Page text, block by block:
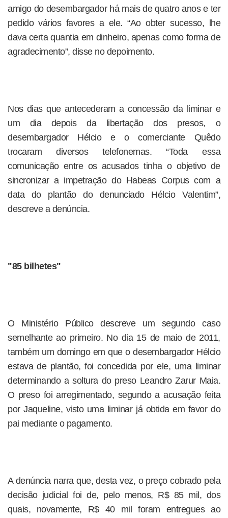
amigo do desembargador há mais de quatro anos e ter
pedido vários favores a ele. “Ao obter sucesso, lhe
dava certa quantia em dinheiro, apenas como forma de
agradecimento”, disse no depoimento.
Nos dias que antecederam a concessão da liminar e
um dia depois da libertação dos presos, o
desembargador Hélcio e o comerciante Quêdo
trocaram diversos telefonemas. “Toda essa
comunicação entre os acusados tinha o objetivo de
sincronizar a impetração do Habeas Corpus com a
data do plantão do denunciado Hélcio Valentim”,
descreve a denúncia.
"85 bilhetes"
O Ministério Público descreve um segundo caso
semelhante ao primeiro. No dia 15 de maio de 2011,
também um domingo em que o desembargador Hélcio
estava de plantão, foi concedida por ele, uma liminar
determinando a soltura do preso Leandro Zarur Maia.
O preso foi arregimentado, segundo a acusação feita
por Jaqueline, visto uma liminar já obtida em favor do
pai mediante o pagamento.
A denúncia narra que, desta vez, o preço cobrado pela
decisão judicial foi de, pelo menos, R$ 85 mil, dos
quais, novamente, R$ 40 mil foram entregues ao